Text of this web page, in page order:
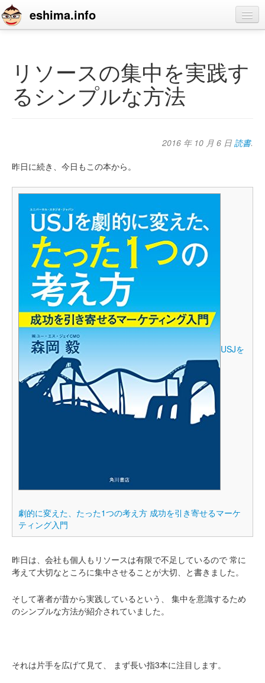
eshima.info
profile
contact
リソースの集中を実践す
るシンプルな方法
2016 年 10 月 6 日 読書.
昨日に続き、今日もこの本から。
USJを
劇的に変えた、たった1つの考え方 成功を引き寄せるマーケ
ティング入門
昨日は、会社も個人もリソースは有限で不足しているので 常に
考えて大切なところに集中させることが大切、と書きました。
そして著者が昔から実践しているという、
集中を意識するため
のシンプルな方法が紹介されていました。
それは片手を広げて見て、 まず長い指3本に注目します。